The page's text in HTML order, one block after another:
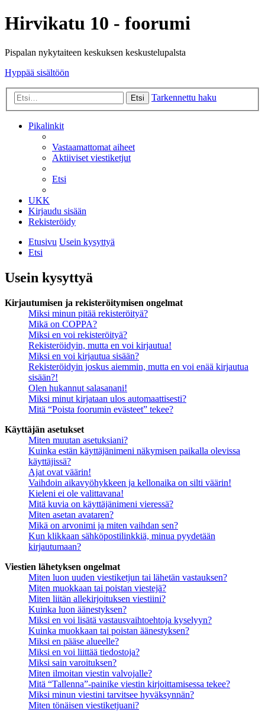
Hirvikatu 10 - foorumi
Pispalan nykytaiteen keskuksen keskustelupalsta
Hyppää sisältöön
Etsi Tarkennettu haku
Pikalinkit
Vastaamattomat aiheet
Aktiiviset viestiketjut
Etsi
UKK
Kirjaudu sisään
Rekisteröidy
Etusivu Usein kysyttyä
Etsi
Usein kysyttyä
Kirjautumisen ja rekisteröitymisen ongelmat
Miksi minun pitää rekisteröityä?
Mikä on COPPA?
Miksi en voi rekisteröityä?
Rekisteröidyin, mutta en voi kirjautua!
Miksi en voi kirjautua sisään?
Rekisteröidyin joskus aiemmin, mutta en voi enää kirjautua
sisään?!
Olen hukannut salasanani!
Miksi minut kirjataan ulos automaattisesti?
Mitä “Poista foorumin evästeet” tekee?
Käyttäjän asetukset
Miten muutan asetuksiani?
Kuinka estän käyttäjänimeni näkymisen paikalla olevissa
käyttäjissä?
Ajat ovat väärin!
Vaihdoin aikavyöhykkeen ja kellonaika on silti väärin!
Kieleni ei ole valittavana!
Mitä kuvia on käyttäjänimeni vieressä?
Miten asetan avataren?
Mikä on arvonimi ja miten vaihdan sen?
Kun klikkaan sähköpostilinkkiä, minua pyydetään
kirjautumaan?
Viestien lähetyksen ongelmat
Miten luon uuden viestiketjun tai lähetän vastauksen?
Miten muokkaan tai poistan viestejä?
Miten liitän allekirjoituksen viestiini?
Kuinka luon äänestyksen?
Miksi en voi lisätä vastausvaihtoehtoja kyselyyn?
Kuinka muokkaan tai poistan äänestyksen?
Miksi en pääse alueelle?
Miksi en voi liittää tiedostoja?
Miksi sain varoituksen?
Miten ilmoitan viestin valvojalle?
Mitä “Tallenna”-painike viestin kirjoittamisessa tekee?
Miksi minun viestini tarvitsee hyväksynnän?
Miten tönäisen viestiketjuani?